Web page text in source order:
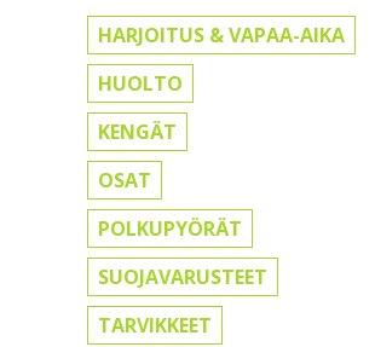
HARJOITUS & VAPAA-AIKA
HUOLTO
KENGÄT
OSAT
POLKUPYÖRÄT
SUOJAVARUSTEET
TARVIKKEET